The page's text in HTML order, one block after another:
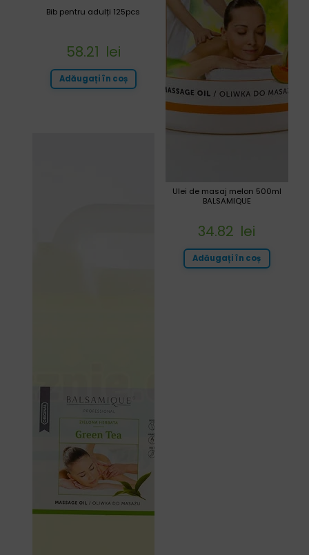
Ulei de masaj melon 500ml
BALSAMIQUE
34.82 lei
Adăugați în coș
Bib pentru adulți 125pcs
58.21 lei
Adăugați în coș